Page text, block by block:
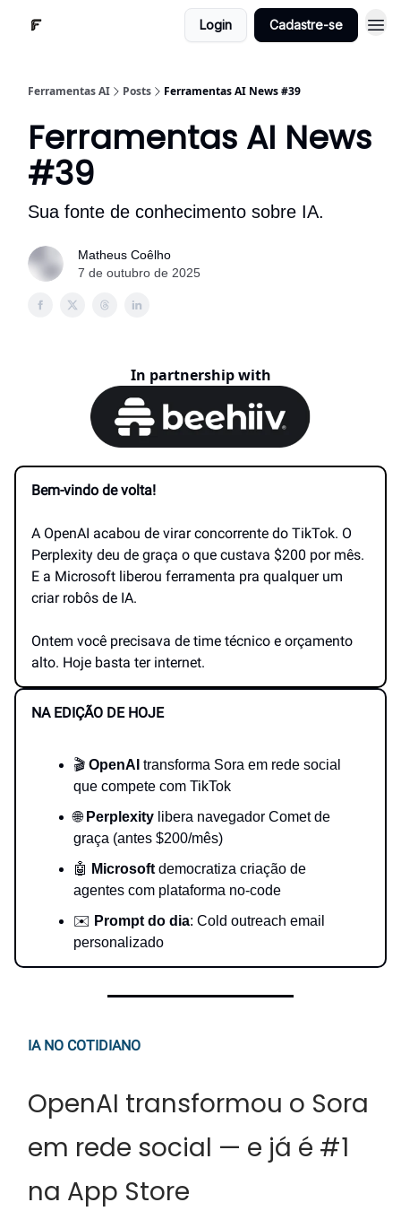
Login Cadastre-se
Ferramentas AI Posts Ferramentas AI News #39
Ferramentas AI News
#39
Sua fonte de conhecimento sobre IA.
Matheus Coêlho
7 de outubro de 2025
In partnership with
Bem-vindo de volta!
A OpenAI acabou de virar concorrente do TikTok. O
Perplexity deu de graça o que custava $200 por mês.
E a Microsoft liberou ferramenta pra qualquer um
criar robôs de IA.
Ontem você precisava de time técnico e orçamento
alto. Hoje basta ter internet.
NA EDIÇÃO DE HOJE
🎬 OpenAI transforma Sora em rede social
que compete com TikTok
🌐 Perplexity libera navegador Comet de
graça (antes $200/mês)
🤖 Microsoft democratiza criação de
agentes com plataforma no-code
✉️ Prompt do dia: Cold outreach email
personalizado
IA NO COTIDIANO
OpenAI transformou o Sora
em rede social — e já é #1
na App Store